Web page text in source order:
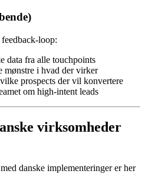
loop:
data fra alle touchpoints
mønstre i hvad der virker
prospects der vil konvertere
om high-intent leads
virksomheder
danske implementeringer er her